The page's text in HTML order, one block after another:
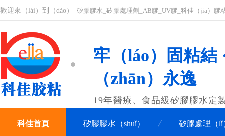
歡迎來（lái）到（dào） 矽膠膠水_矽膠處理劑_AB膠_UV膠_科佳（jiā）膠
牢（láo）固粘結
（zhān）永逸
19年醫療、食品級矽膠膠水定
科佳首頁 矽膠膠水（shuǐ） 矽膠處理（lǐ